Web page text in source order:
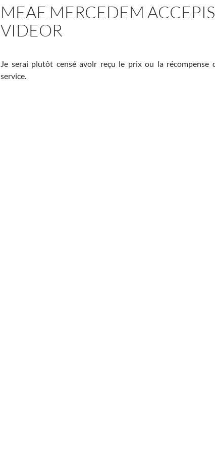
MEAE MERCEDEM
VIDEOR
Je serai plutôt censé avolr reçu le prix ou la récompense
service.